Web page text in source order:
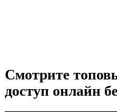
Смотрите
доступ онлайн